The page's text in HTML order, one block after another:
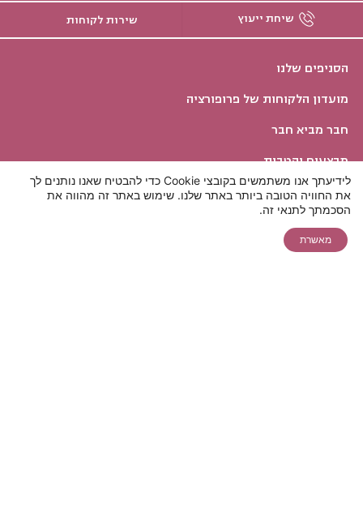
שיחת ייעוץ שירות לקוחות
הסניפים שלנו
מועדון הלקוחות של פרופורציה
חבר מביא חבר
מבצעים והטבות
שירות לקוחות
הצהרת נגישות
לידיעתך אנו משתמשים בקובצי Cookie כדי להבטיח שאנו נותנים לך
את החוויה הטובה ביותר באתר שלנו. שימוש באתר זה מהווה את
הסכמתך לתנאי זה.
מאשרת